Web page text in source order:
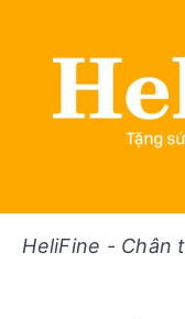
HeliFine - Chân